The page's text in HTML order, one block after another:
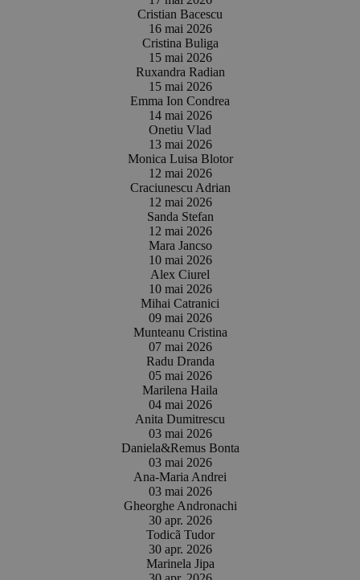
Cristian Bacescu
16 mai 2026
Cristina Buliga
15 mai 2026
Ruxandra Radian
15 mai 2026
Emma Ion Condrea
14 mai 2026
Onetiu Vlad
13 mai 2026
Monica Luisa Blotor
12 mai 2026
Craciunescu Adrian
12 mai 2026
Sanda Stefan
12 mai 2026
Mara Jancso
10 mai 2026
Alex Ciurel
10 mai 2026
Mihai Catranici
09 mai 2026
Munteanu Cristina
07 mai 2026
Radu Dranda
05 mai 2026
Marilena Haila
04 mai 2026
Anita Dumitrescu
03 mai 2026
Daniela&Remus Bonta
03 mai 2026
Ana-Maria Andrei
03 mai 2026
Gheorghe Andronachi
30 apr. 2026
Todicã Tudor
30 apr. 2026
Marinela Jipa